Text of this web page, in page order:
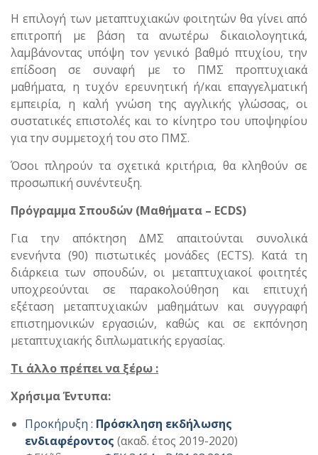
Η επιλογή των μεταπτυχιακών φοιτητών θα γίνει από
επιτροπή με βάση τα ανωτέρω δικαιολογητικά,
λαμβάνοντας υπόψη τον γενικό βαθμό πτυχίου, την
επίδοση σε συναφή με το ΠΜΣ προπτυχιακά
μαθήματα, η τυχόν ερευνητική ή/και επαγγελματική
εμπειρία, η καλή γνώση της αγγλικής γλώσσας, οι
συστατικές επιστολές και το κίνητρο του υποψηφίου
για την συμμετοχή του στο ΠΜΣ.
Όσοι πληρούν τα σχετικά κριτήρια, θα κληθούν σε
προσωπική συνέντευξη.
Πρόγραμμα Σπουδών (Μαθήματα – ECDS)
Για την απόκτηση ΔΜΣ απαιτούνται συνολικά
ενενήντα (90) πιστωτικές μονάδες (ECTS). Κατά τη
διάρκεια των σπουδών, οι μεταπτυχιακοί φοιτητές
υποχρεούνται σε παρακολούθηση και επιτυχή
εξέταση μεταπτυχιακών μαθημάτων και συγγραφή
επιστημονικών εργασιών, καθώς και σε εκπόνηση
μεταπτυχιακής διπλωματικής εργασίας.
Τι άλλο πρέπει να ξέρω :
Χρήσιμα Έντυπα:
Προκήρυξη : Πρόσκληση εκδήλωσης
ενδιαφέροντος (ακαδ. έτος 2019-2020)